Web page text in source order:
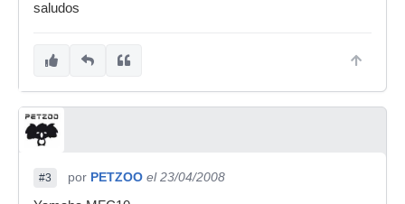
saludos
#3 por PETZOO el 23/04/2008